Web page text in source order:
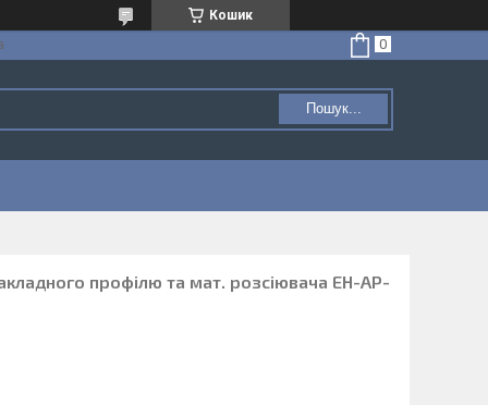
Кошик
Пошук...
профілю та мат. розсіювача EH-AP-